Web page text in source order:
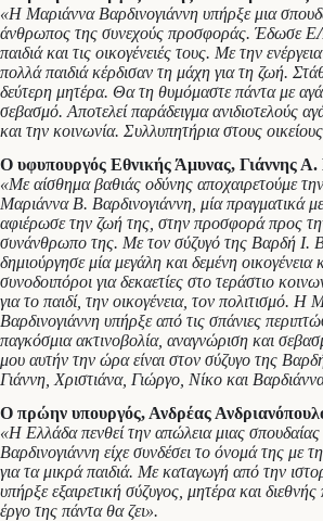
«Η Μαριάννα Βαρδινογιάννη υπήρξε μια
άνθρωπος της συνεχούς προσφοράς. Έδωσε
παιδιά και τις οικογένειές τους. Με την
πολλά παιδιά κέρδισαν τη μάχη για τη ζωή.
δεύτερη μητέρα. Θα τη θυμόμαστε πάντα με
σεβασμό. Αποτελεί παράδειγμα ανιδιοτελούς
και την κοινωνία. Συλλυπητήρια στους
Ο υφυπουργός Εθνικής Άμυνας, Γιάννης Α.
«Με αίσθημα βαθιάς οδύνης αποχαιρετούμε
Μαριάννα Β. Βαρδινογιάννη, μία πραγματικά
αφιέρωσε την ζωή της, στην προσφορά προς
συνάνθρωπο της. Με τον σύζυγό της Βαρδή Ι.
δημιούργησε μία μεγάλη και δεμένη οικογένεια
συνοδοιπόροι για δεκαετίες στο τεράστιο
για το παιδί, την οικογένεια, τον πολιτισμό. Η
Βαρδινογιάννη υπήρξε από τις σπάνιες
παγκόσμια ακτινοβολία, αναγνώριση και
μου αυτήν την ώρα είναι στον σύζυγο της
Γιάννη, Χριστιάνα, Γιώργο, Νίκο και
Ο πρώην υπουργός, Ανδρέας
«Η Ελλάδα πενθεί την απώλεια μιας
Βαρδινογιάννη είχε συνδέσει το όνομά της με
για τα μικρά παιδιά. Με καταγωγή από την
υπήρξε εξαιρετική σύζυγος, μητέρα και
έργο της πάντα θα ζει».